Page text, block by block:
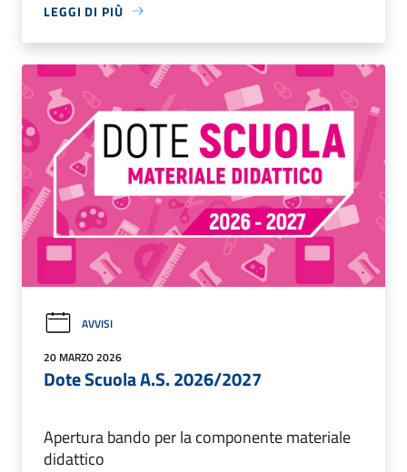
LEGGI DI PIÙ
AVVISI
20 MARZO 2026
Dote Scuola A.S. 2026/2027
Apertura bando per la componente materiale
didattico